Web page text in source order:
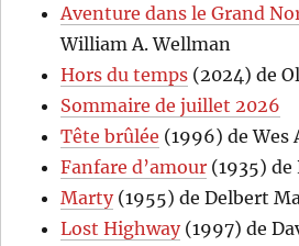
Aventure dans le Grand
William A. Wellman
Hors du temps (2024) de
Sommaire de juillet 2026
Tête brûlée (1996) de Wes
Fanfare d’amour (1935)
Marty(1955) de Delbert
Lost Highway(1997) de